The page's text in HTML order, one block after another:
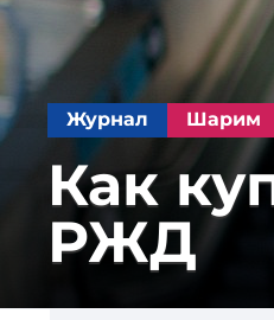
Журнал Шарим
Как
РЖД